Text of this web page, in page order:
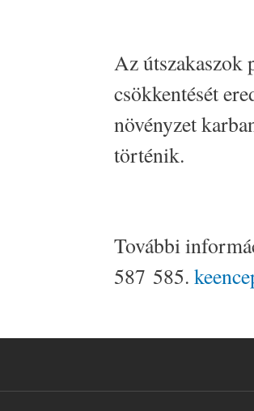
Az útszakaszok
csökkentését
növényzet
történik.
További
587 585.